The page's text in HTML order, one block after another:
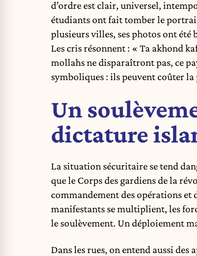
d’ordre est clair, universel,
étudiants ont fait tomber le
plusieurs villes, ses photos ont été
Les cris résonnent : « Ta akhond
mollahs ne disparaîtront pas, ce
symboliques : ils peuvent coûter
Un
dictature
La situation sécuritaire se tend
que le Corps des gardiens de la
commandement des opérations et
manifestants se multiplient, les
le soulèvement. Un déploiement
Dans les rues, on entend aussi